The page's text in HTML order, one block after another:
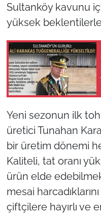
Sultanköy kavunu
yüksek
Yeni sezonun ilk
üretici Tunahan
bir üretim dönemi
Kaliteli, tat oranı
ürün elde
mesai
çiftçilere hayırlı ve